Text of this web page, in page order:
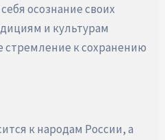
осознание своих
и культурам
стремление к сохранению
к народам России, а